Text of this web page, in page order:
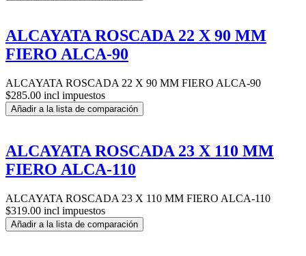
ALCAYATA ROSCADA 22 X 90 MM
FIERO ALCA-90
ALCAYATA ROSCADA 22 X 90 MM FIERO ALCA-90
$285.00 incl impuestos
Añadir a la lista de comparación
ALCAYATA ROSCADA 23 X 110 MM
FIERO ALCA-110
ALCAYATA ROSCADA 23 X 110 MM FIERO ALCA-110
$319.00 incl impuestos
Añadir a la lista de comparación